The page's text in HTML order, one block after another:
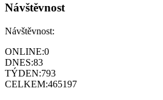
Návštěvnost
Návštěvnost:
ONLINE:0
DNES:83
TÝDEN:793
CELKEM:465197